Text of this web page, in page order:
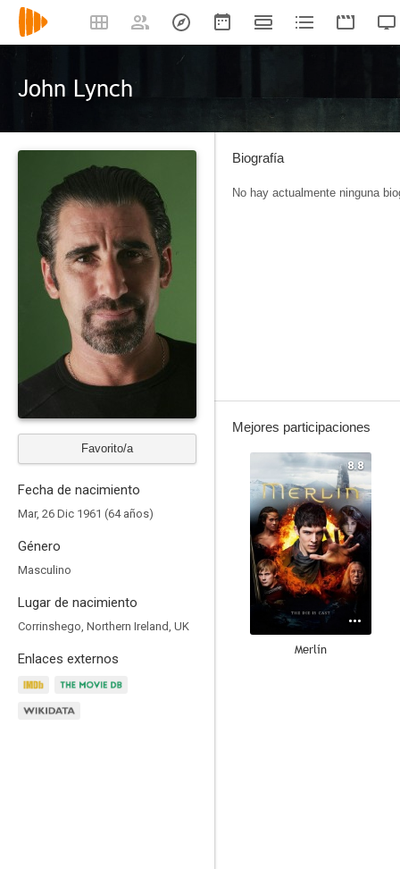
John Lynch
Favorito/a
Fecha de nacimiento
Mar, 26 Dic 1961 (64 años)
Género
Masculino
Lugar de nacimiento
Corrinshego, Northern Ireland, UK
Enlaces externos
Biografía
No hay actualmente ninguna
Mejores participaciones
8.8
Merlín